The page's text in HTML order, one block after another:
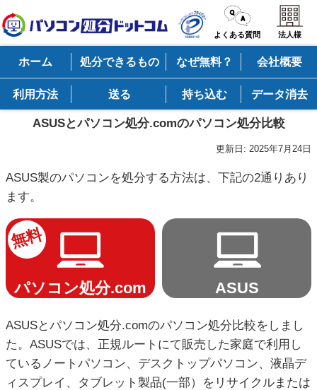
よくある質問 法人様
ホーム 処分できるもの なぜ無料？ 会社概要
利用方法 送る 持ち込む データ消去
ASUSとパソコン処分.comのパソコン処分比較
更新日: 2025年7月24日
ASUS製のパソコンを処分する方法は、下記の2通りあり
ます。
無料
パソコン処分.com ASUS
ASUSとパソコン処分.comのパソコン処分比較をしまし
た。ASUSでは、正規ルートにて販売した家庭で利用し
ているノートパソコン、デスクトップパソコン、液晶デ
ィスプレイ、タブレット製品(一部）をリサイクルまたは